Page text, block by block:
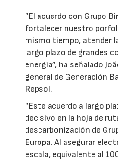
“El acuerdo con Grupo
fortalecer nuestro
mismo tiempo, atender
largo plazo de grandes
energía”, ha señalado
general de Generación
Repsol.
“Este acuerdo a largo
decisivo en la hoja de
descarbonización de
Europa. Al asegurar
escala, equivalente al